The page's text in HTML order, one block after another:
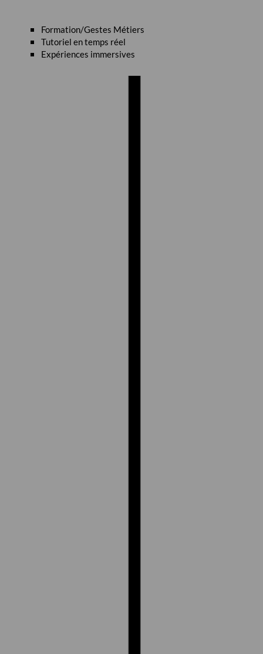
Formation/Gestes Métiers
Tutoriel en temps réel
Expériences immersives